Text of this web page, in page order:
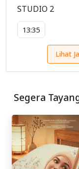
STUDIO 2
13:35
Lihat
Segera